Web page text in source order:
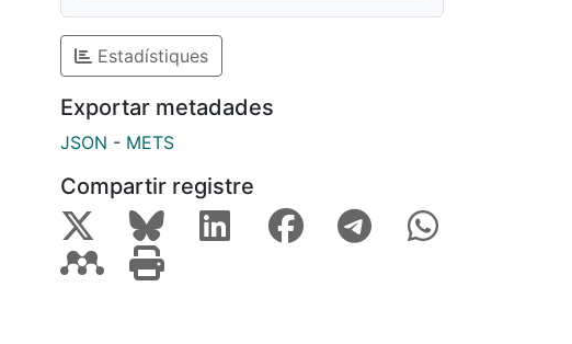
Estadístiques
Exportar metadades
JSON - METS
Compartir registre